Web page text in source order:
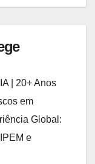
| 20+ Anos
em
Global:
e